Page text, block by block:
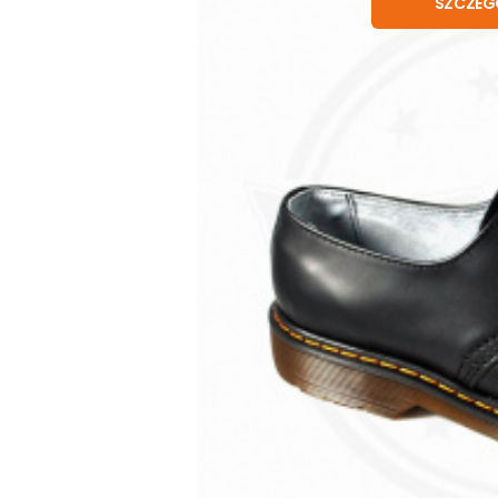
Oryginalne skórzane buty firmy KMM